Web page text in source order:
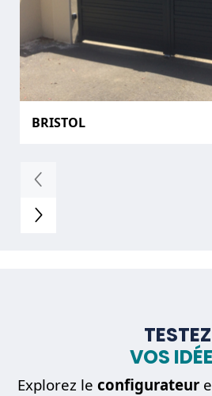
BRISTOL
TESTEZ
VOS
Explorez le configurateur